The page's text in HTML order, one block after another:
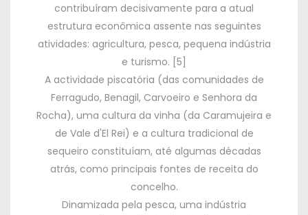
contribuíram decisivamente para a atual
estrutura econômica assente nas seguintes
atividades: agricultura, pesca, pequena indústria
e turismo. [5]
A actividade piscatória (das comunidades de
Ferragudo, Benagil, Carvoeiro e Senhora da
Rocha), uma cultura da vinha (da Caramujeira e
de Vale d'El Rei) e a cultura tradicional de
sequeiro constituíam, até algumas décadas
atrás, como principais fontes de receita do
concelho.
Dinamizada pela pesca, uma indústria